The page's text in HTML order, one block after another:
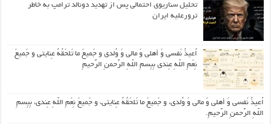
تحلیل سناریوی احتمالی پس از تهدید دونالد ترامپ به خاطر
ترورعلیه ایران
اُعیذُ نَفسی وَ أهلی وَ مالی وَ وُلدی و جَمیعَ ما تَلحَقُهُ عِنایتی و جَمیعَ
نِعَمِ اللّهِ عِندی بِبِسمِ اللّهِ الرَّحمنِ الرَّحیمِ
اُعیذُ نَفسی وَ أهلی وَ مالی وَ وُلدی، و جَمیعَ ما تَلحَقُهُ عِنایتی، و جَمیعَ نِعَمِ اللّهِ عِندی، بِبِسمِ
اللّهِ الرَّحمنِ الرَّحیمِ.